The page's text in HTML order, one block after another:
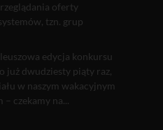
oferty
tzn. grup
edycja konkursu
już dwudziesty piąty raz,
w naszym wakacyjnym
czekamy na...